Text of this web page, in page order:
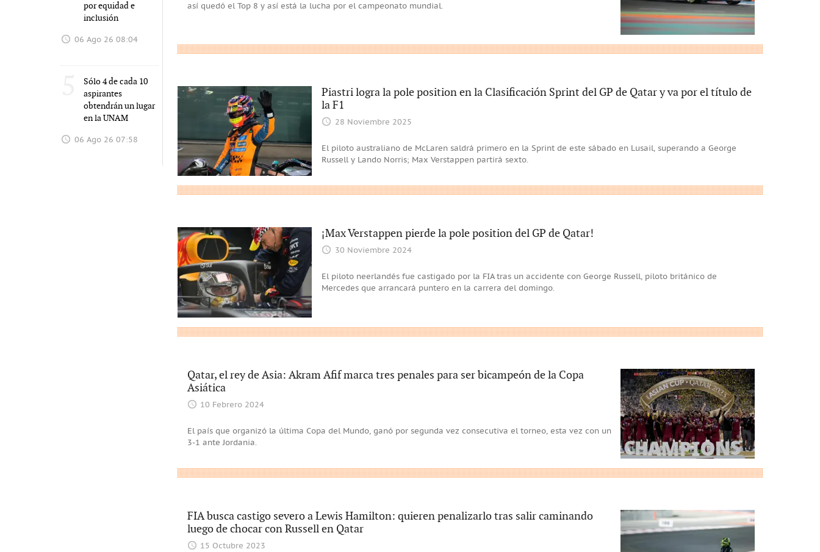
por equidad e
inclusión
06 Ago 26 08:04
Sólo 4 de cada 10
aspirantes
obtendrán un lugar
en la UNAM
06 Ago 26 07:58
así quedó el Top 8 y así está la lucha por el campeonato mundial.
Piastri logra la pole position en la Clasificación Sprint del GP de Qatar y va por el título de
la F1
28 Noviembre 2025
El piloto australiano de McLaren saldrá primero en la Sprint de este sábado en Lusail, superando a George
Russell y Lando Norris; Max Verstappen partirá sexto.
¡Max Verstappen pierde la pole position del GP de Qatar!
30 Noviembre 2024
El piloto neerlandés fue castigado por la FIA tras un accidente con George Russell, piloto británico de
Mercedes que arrancará puntero en la carrera del domingo.
Qatar, el rey de Asia: Akram Afif marca tres penales para ser bicampeón de la Copa
Asiática
10 Febrero 2024
El país que organizó la última Copa del Mundo, ganó por segunda vez consecutiva el torneo, esta vez con un
3-1 ante Jordania.
FIA busca castigo severo a Lewis Hamilton: quieren penalizarlo tras salir caminando
luego de chocar con Russell en Qatar
15 Octubre 2023